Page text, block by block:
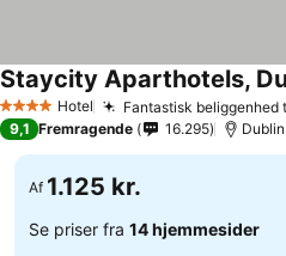
4 StjernerHotel Fantastisk
Staycity Aparthotels,
9,1 Fremragende 16.295 Dublin
Af 1.125 kr.
Se priser fra 14 hjemmesider